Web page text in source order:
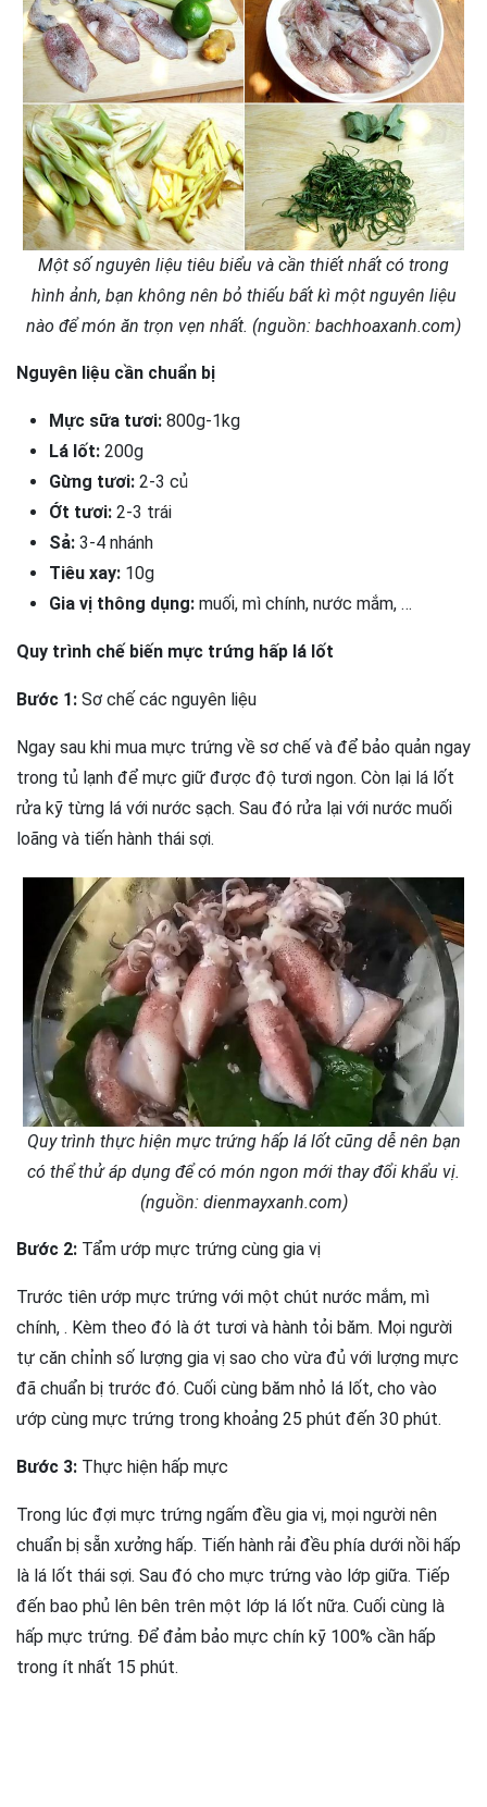
Một số nguyên liệu tiêu biểu và cần thiết nhất có trong
hình ảnh, bạn không nên bỏ thiếu bất kì một nguyên liệu
nào để món ăn trọn vẹn nhất. (nguồn: bachhoaxanh.com)
Nguyên liệu cần chuẩn bị
Mực sữa tươi: 800g-1kg
Lá lốt: 200g
Gừng tươi: 2-3 củ
Ớt tươi: 2-3 trái
Sả: 3-4 nhánh
Tiêu xay: 10g
Gia vị thông dụng: muối, mì chính, nước mắm, …
Quy trình chế biến mực trứng hấp lá lốt
Bước 1: Sơ chế các nguyên liệu
Ngay sau khi mua mực trứng về sơ chế và để bảo quản ngay
trong tủ lạnh để mực giữ được độ tươi ngon. Còn lại lá lốt
rửa kỹ từng lá với nước sạch. Sau đó rửa lại với nước muối
loãng và tiến hành thái sợi.
Quy trình thực hiện mực trứng hấp lá lốt cũng dễ nên bạn
có thể thử áp dụng để có món ngon mới thay đổi khẩu vị.
(nguồn: dienmayxanh.com)
Bước 2: Tẩm ướp mực trứng cùng gia vị
Trước tiên ướp mực trứng với một chút nước mắm, mì
chính, . Kèm theo đó là ớt tươi và hành tỏi băm. Mọi người
tự căn chỉnh số lượng gia vị sao cho vừa đủ với lượng mực
đã chuẩn bị trước đó. Cuối cùng băm nhỏ lá lốt, cho vào
ướp cùng mực trứng trong khoảng 25 phút đến 30 phút.
Bước 3: Thực hiện hấp mực
Trong lúc đợi mực trứng ngấm đều gia vị, mọi người nên
chuẩn bị sẵn xưởng hấp. Tiến hành rải đều phía dưới nồi hấp
là lá lốt thái sợi. Sau đó cho mực trứng vào lớp giữa. Tiếp
đến bao phủ lên bên trên một lớp lá lốt nữa. Cuối cùng là
hấp mực trứng. Để đảm bảo mực chín kỹ 100% cần hấp
trong ít nhất 15 phút.